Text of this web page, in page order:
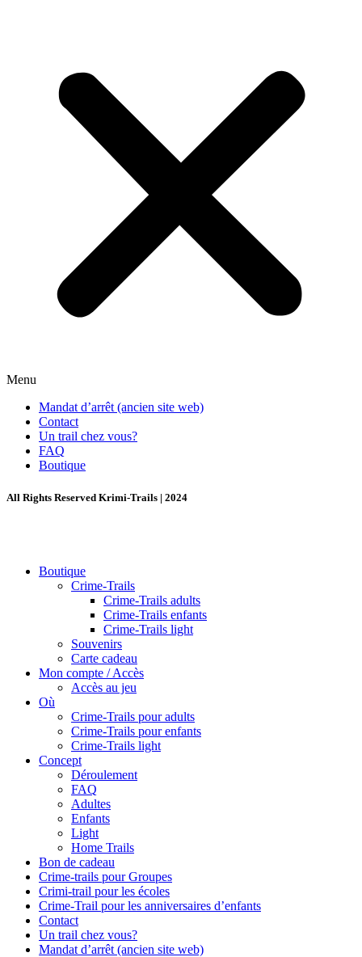
Menu
Mandat d’arrêt (ancien site web)
Contact
Un trail chez vous?
FAQ
Boutique
All Rights Reserved Krimi-Trails | 2024
Boutique
Crime-Trails
Crime-Trails adults
Crime-Trails enfants
Crime-Trails light
Souvenirs
Carte cadeau
Mon compte / Accès
Accès au jeu
Où
Crime-Trails pour adults
Crime-Trails pour enfants
Crime-Trails light
Concept
Déroulement
FAQ
Adultes
Enfants
Light
Home Trails
Bon de cadeau
Crime-trails pour Groupes
Crimi-trail pour les écoles
Crime-Trail pour les anniversaires d’enfants
Contact
Un trail chez vous?
Mandat d’arrêt (ancien site web)